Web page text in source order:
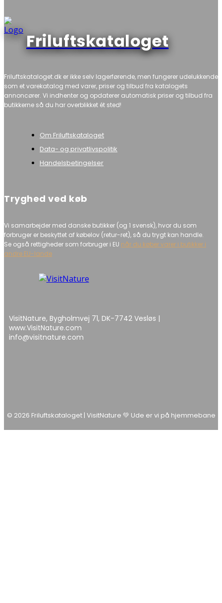
Friluftskataloget
Friluftskataloget.dk er ikke selv lagerførende, men fungerer udelukkende
som et varekatalog med varer, priser og tilbud fra katalogets
annoncører. Vi indhenter og opdaterer automatisk priser og tilbud fra
butikkerne så du har overblikket ét sted!
Om Friluftskataloget
Data- og privatlivspolitik
Handelsbetingelser
Tryghed ved køb
Vi samarbejder med danske butikker (og 1 svensk), hvor du som
forbruger er beskyttet af købelov (retur-ret), så du trygt kan handle.
Se også rettigheder som forbruger i EU når du køber varer i butikker i
andre EU-lande
VisitNature, Bygholmvej 71, DK-7742 Vesløs |
www.VisitNature.com
info@visitnature.com
© 2026 Friluftskataloget | VisitNature 💚 Ude er vi på hjemmebane